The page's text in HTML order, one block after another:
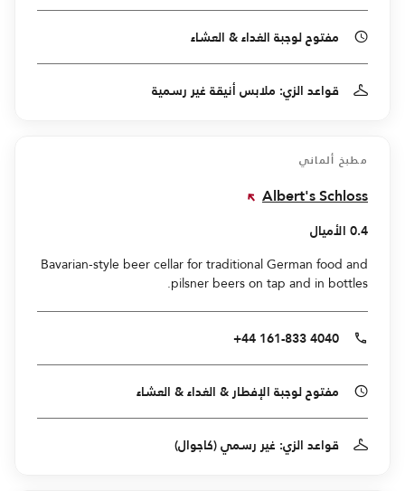
مفتوح لوجبة الغداء & العشاء
قواعد الزي: ملابس أنيقة غير رسمية
مطبخ ألماني
Albert's Schloss
0.4 الأميال
Bavarian-style beer cellar for traditional German food and
pilsner beers on tap and in bottles.
+44 161-833 4040
مفتوح لوجبة الإفطار & الغداء & العشاء
قواعد الزي: غير رسمي (كاجوال)